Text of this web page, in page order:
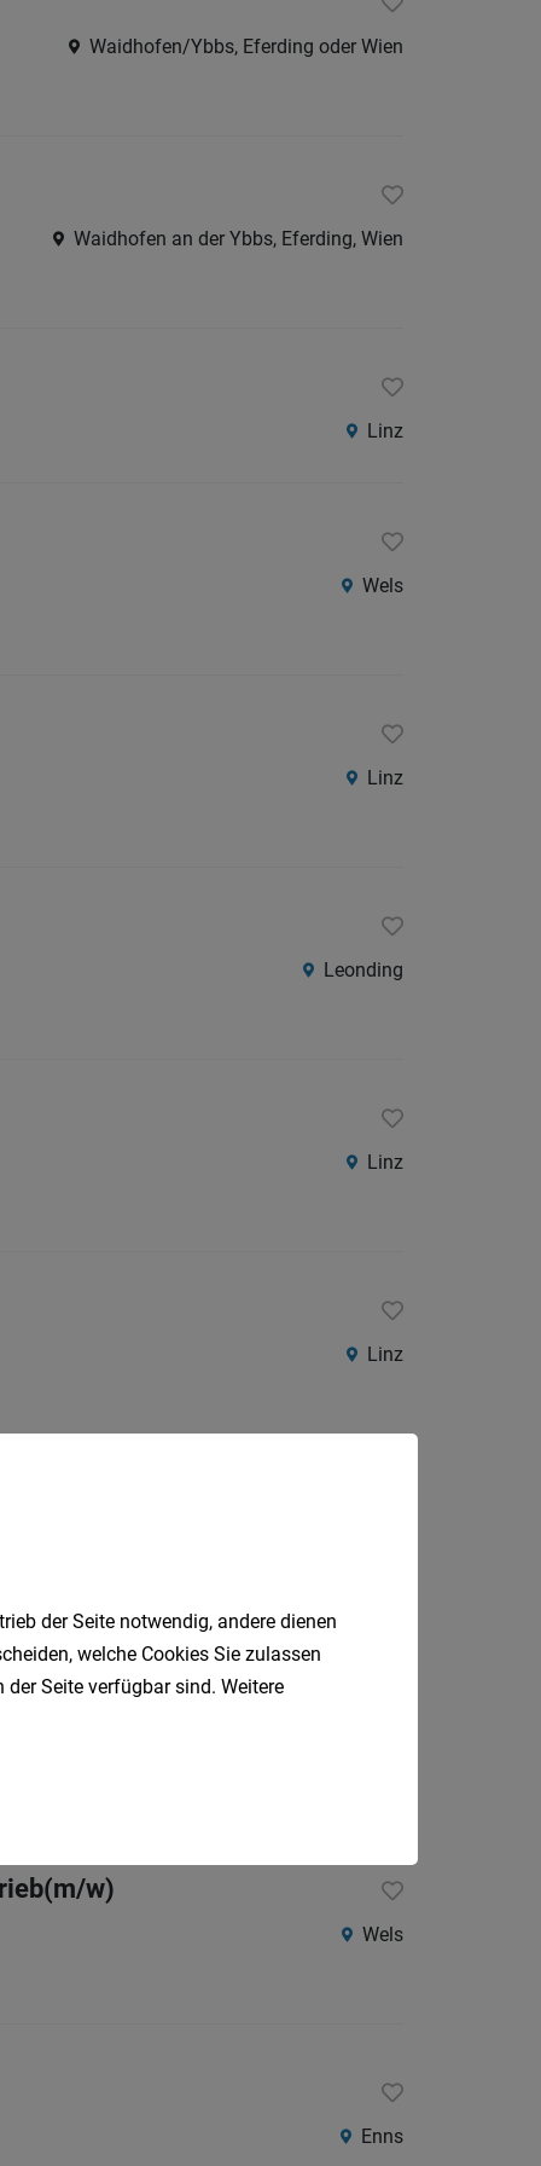
Waidhofen/Ybbs, Eferding oder Wien
Waidhofen an der Ybbs, Eferding, Wien
Linz
Wels
Linz
Leonding
Linz
Linz
w)
Wels
Enns
der Seite notwendig, andere dienen
welche Cookies Sie zulassen
Seite verfügbar sind. Weitere